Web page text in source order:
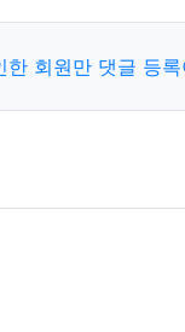
한 회원만 댓글 등